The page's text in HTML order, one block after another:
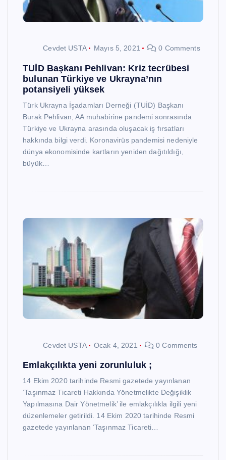
Cevdet USTA Mayıs 5, 2021 0 Comments
TUİD Başkanı Pehlivan: Kriz tecrübesi
bulunan Türkiye ve Ukrayna’nın
potansiyeli yüksek
Türk Ukrayna İşadamları Derneği (TUİD) Başkanı
Burak Pehlivan, AA muhabirine pandemi sonrasında
Türkiye ve Ukrayna arasında oluşacak iş fırsatları
hakkında bilgi verdi. Koronavirüs pandemisi nedeniyle
dünya ekonomisinde kartların yeniden dağıtıldığı,
büyük…
Cevdet USTA Ocak 4, 2021 0 Comments
Emlakçılıkta yeni zorunluluk ;
14 Ekim 2020 tarihinde Resmi gazetede yayınlanan
‘Taşınmaz Ticareti Hakkında Yönetmelikte Değişiklik
Yapılmasına Dair Yönetmelik’ ile emlakçılıkla ilgili yeni
düzenlemeler getirildi. 14 Ekim 2020 tarihinde Resmi
gazetede yayınlanan ‘Taşınmaz Ticareti…